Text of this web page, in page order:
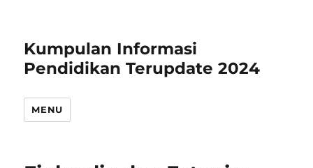
Kumpulan Informasi
Pendidikan Terupdate 2024
MENU